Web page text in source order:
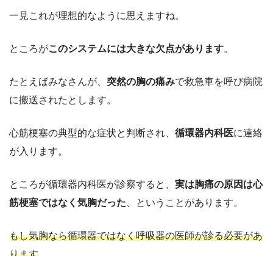
一見これが理想的なように思えますね。
ところがこのシステムには大きな欠点があります。
たとえばみなさんが、 突然の胸の痛みで救急車を呼び病院
に搬送されたとします。
心筋梗塞の典型的な症状と判断され、 循環器内科医に連絡
が入ります。
ところが循環器内科医が診察すると、 実は胸痛の原因は心
筋梗塞ではなく気胸だった 、ということがあります。
もし気胸なら循環器ではなく呼吸器の医師が診る必要があ